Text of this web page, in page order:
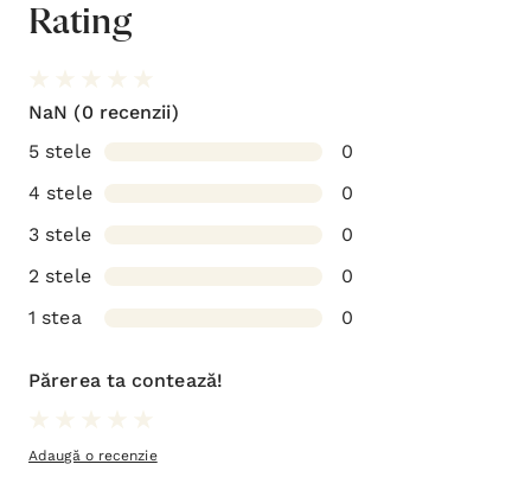
Rating
NaN (0 recenzii)
5 stele
0
4 stele
0
3 stele
0
2 stele
0
1 stea
0
Părerea ta contează!
Adaugă o recenzie